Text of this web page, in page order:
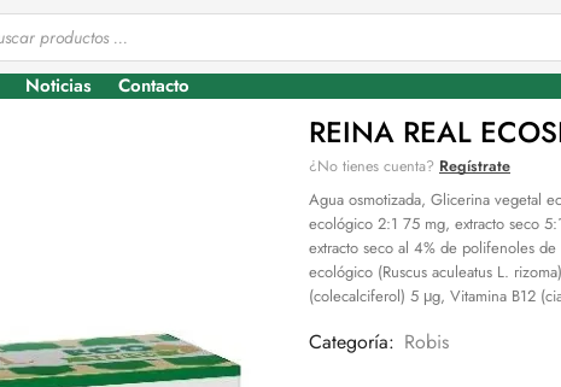
Noticias Contacto
REINA REAL
¿No tienes cuenta? Regístrate
Agua osmotizada, Glicerina vegetal
ecológico 2:1 75 mg, extracto seco
extracto seco al 4% de polifenoles
ecológico (Ruscus aculeatus L.
(colecalciferol) 5 μg, Vitamina B12
Categoría: Robis